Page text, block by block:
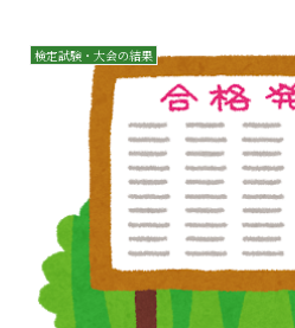
検定試験・大会の結果